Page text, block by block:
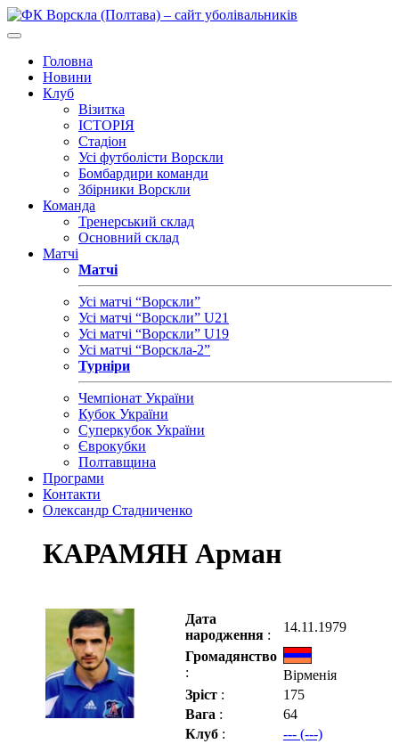
Головна
Новини
Клуб
Візитка
ІСТОРІЯ
Стадіон
Усі футболісти Ворскли
Бомбардири команди
Збірники Ворскли
Команда
Тренерський склад
Основний склад
Матчі
Матчі
Усі матчі “Ворскли”
Усі матчі “Ворскли” U21
Усі матчі “Ворскли” U19
Усі матчі “Ворскла-2”
Турніри
Чемпіонат України
Кубок України
Суперкубок України
Єврокубки
Полтавщина
Програми
Контакти
Олександр Стадниченко
КАРАМЯН Арман
Дата
народження :
14.11.1979
Громадянство
:
Вірменія
Зріст :
175
Вага :
64
Клуб :
--- (---)